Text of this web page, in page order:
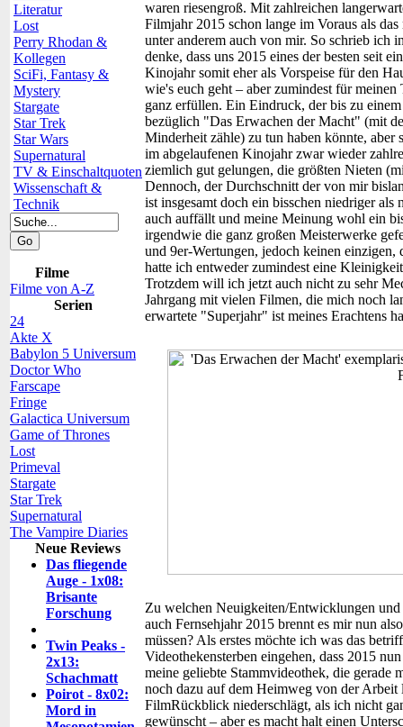
Literatur
Lost
Perry Rhodan &
Kollegen
SciFi, Fantasy &
Mystery
Stargate
Star Trek
Star Wars
Supernatural
TV & Einschaltquoten
Wissenschaft &
Technik
Filme
Filme von A-Z
Serien
24
Akte X
Babylon 5 Universum
Doctor Who
Farscape
Fringe
Galactica Universum
Game of Thrones
Lost
Primeval
Stargate
Star Trek
Supernatural
The Vampire Diaries
Neue Reviews
Das fliegende
Auge - 1x08:
Brisante
Forschung
Twin Peaks -
2x13:
Schachmatt
Poirot - 8x02:
Mord in
waren riesengroß. Mit zahlreichen
Filmjahr 2015 schon lange im Voraus als
unter anderem auch von mir. So schrieb
denke, dass uns 2015 eines der besten seit
Kinojahr somit eher als Vorspeise für den
wie's euch geht – aber zumindest für
ganz erfüllen. Ein Eindruck, der bis zu
bezüglich "Das Erwachen der Macht" (mit
Minderheit zähle) zu tun haben könnte,
im abgelaufenen Kinojahr zwar wieder
ziemlich gut gelungen, die größten Nieten
Dennoch, der Durchschnitt der von mir
ist insgesamt doch ein bisschen niedriger
auch auffällt und meine Meinung wohl ein
irgendwie die ganz großen Meisterwerke
und 9er-Wertungen, jedoch keinen
hatte ich entweder zumindest eine
Trotzdem will ich jetzt auch nicht zu sehr
Jahrgang mit vielen Filmen, die mich noch
erwartete "Superjahr" ist meines Erachtens
Zu welchen Neuigkeiten/Entwicklungen und
auch Fernsehjahr 2015 brennt es mir nun
müssen? Als erstes möchte ich was das
Videothekensterben eingehen, dass 2015
meine geliebte Stammvideothek, die gerade
noch dazu auf dem Heimweg von der Arbeit
FilmRückblick niederschlägt, als ich nicht
gewünscht – aber es macht halt einen